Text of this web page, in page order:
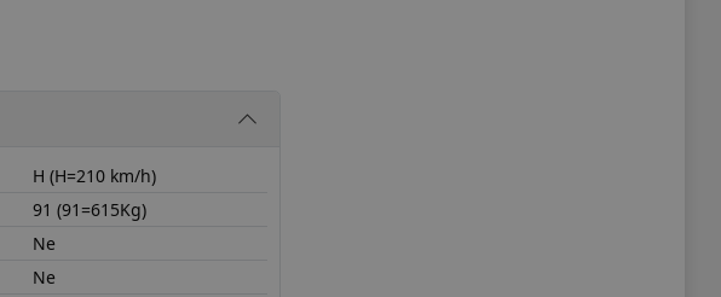
H (H=210 km/h)
91 (91=615Kg)
Ne
Ne